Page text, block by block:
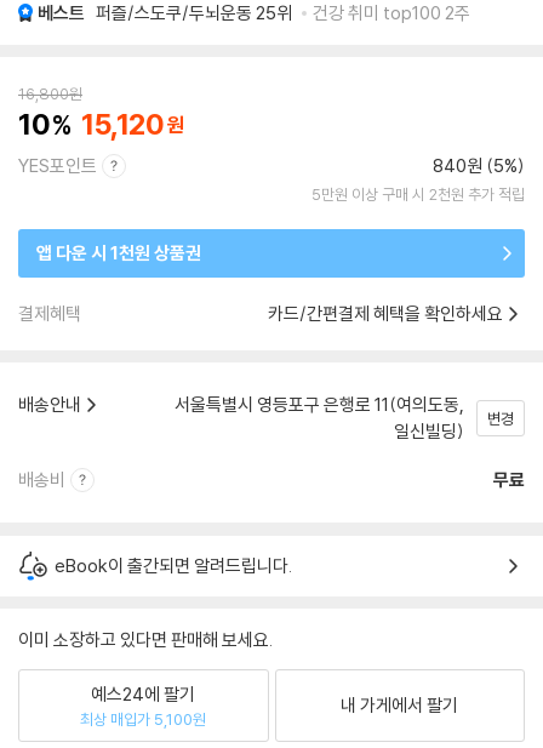
베스트 퍼즐/스도쿠/두뇌운동 25위 건강 취미 top100 2주
16,800원
10 15,120
YES포인트 840원 (5%)
5만원 이상 구매 시 2천원 추가 적립
앱 다운 시 1천원 상품권
결제혜택 카드/간편결제 혜택을 확인하세요
배송안내
서울특별시 영등포구 은행로 11(여의도동,
일신빌딩)
변경
배송비 무료
eBook이 출간되면 알려드립니다.
이미 소장하고 있다면 판매해 보세요.
예스24에 팔기
최상 매입가 5,100원
내 가게에서 팔기